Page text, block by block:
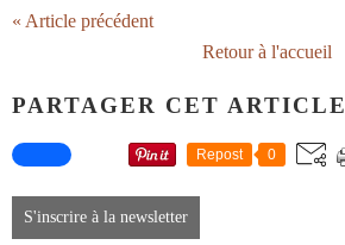
« Article précédent
Retour à l'accueil
PARTAGER CET ARTICLE
Repost 0
S'inscrire à la newsletter